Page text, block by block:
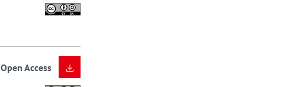
Open Access